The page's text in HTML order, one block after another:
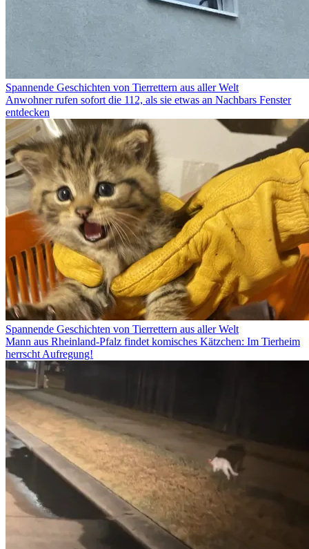
Spannende Geschichten von Tierrettern aus aller Welt
Anwohner rufen sofort die 112, als sie etwas an Nachbars Fenster
entdecken
Spannende Geschichten von Tierrettern aus aller Welt
Mann aus Rheinland-Pfalz findet komisches Kätzchen: Im Tierheim
herrscht Aufregung!